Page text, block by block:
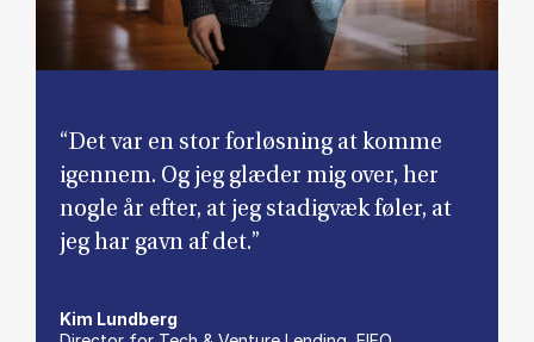
“Det var en stor forløsning at komme
igennem. Og jeg glæder mig over, her
nogle år efter, at jeg stadigvæk føler, at
jeg har gavn af det.”
Kim Lundberg